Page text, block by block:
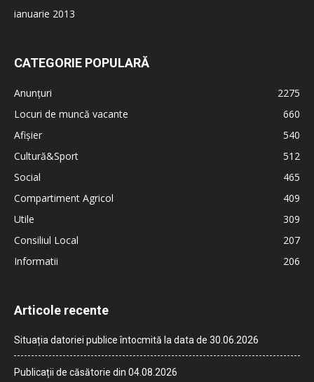
ianuarie 2013
CATEGORIE POPULARĂ
Anunțuri
2275
Locuri de muncă vacante
660
Afișier
540
Cultură&Sport
512
Social
465
Compartiment Agricol
409
Utile
309
Consiliul Local
207
Informatii
206
Articole recente
Situația datoriei publice întocmită la data de 30.06.2026
Publicații de căsătorie din 04.08.2026